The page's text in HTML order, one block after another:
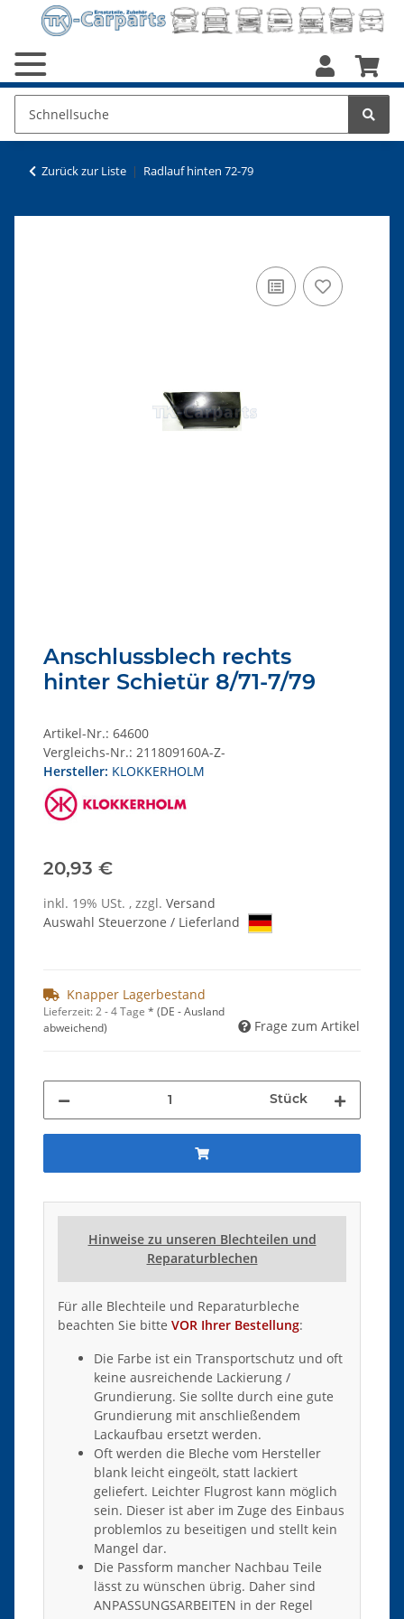
Zurück zur Liste Radlauf hinten 72-79
Anschlussblech rechts
hinter Schietür 8/71-7/79
Artikel-Nr.: 64600
Vergleichs-Nr.: 211809160A-Z-
Hersteller: KLOKKERHOLM
20,93 €
inkl. 19% USt. , zzgl. Versand
Auswahl Steuerzone / Lieferland
Knapper Lagerbestand
Lieferzeit:2 - 4 Tage * (DE - Ausland
abweichend)
Frage zum Artikel
Stück
Hinweise zu unseren Blechteilen und
Reparaturblechen
Für alle Blechteile und Reparaturbleche
beachten Sie bitte VOR Ihrer Bestellung:
Die Farbe ist ein Transportschutz und oft
keine ausreichende Lackierung /
Grundierung. Sie sollte durch eine gute
Grundierung mit anschließendem
Lackaufbau ersetzt werden.
Oft werden die Bleche vom Hersteller
blank leicht eingeölt, statt lackiert
geliefert. Leichter Flugrost kann möglich
sein. Dieser ist aber im Zuge des Einbaus
problemlos zu beseitigen und stellt kein
Mangel dar.
Die Passform mancher Nachbau Teile
lässt zu wünschen übrig. Daher sind
ANPASSUNGSARBEITEN in der Regel